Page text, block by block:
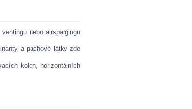
nebo airspargingu
a pachové látky zde
kolon, horizontálních